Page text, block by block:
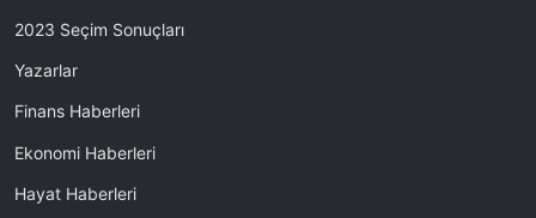
2023 Seçim Sonuçları
Yazarlar
Finans Haberleri
Ekonomi Haberleri
Hayat Haberleri